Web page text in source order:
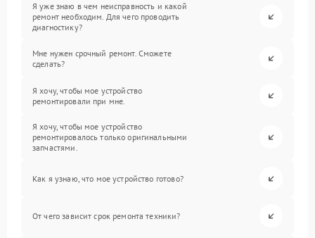
Я уже знаю в чем неисправность и какой
ремонт необходим. Для чего проводить
диагностику?
Мне нужен срочный ремонт. Сможете
сделать?
Я хочу, чтобы мое устройство
ремонтировали при мне.
Я хочу, чтобы мое устройство
ремонтировалось только оригинальными
запчастями.
Как я узнаю, что мое устройство готово?
От чего зависит срок ремонта техники?